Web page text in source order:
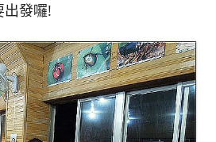
發囉!